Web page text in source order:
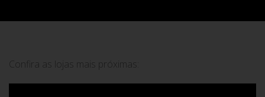
Confira as lojas mais próximas: